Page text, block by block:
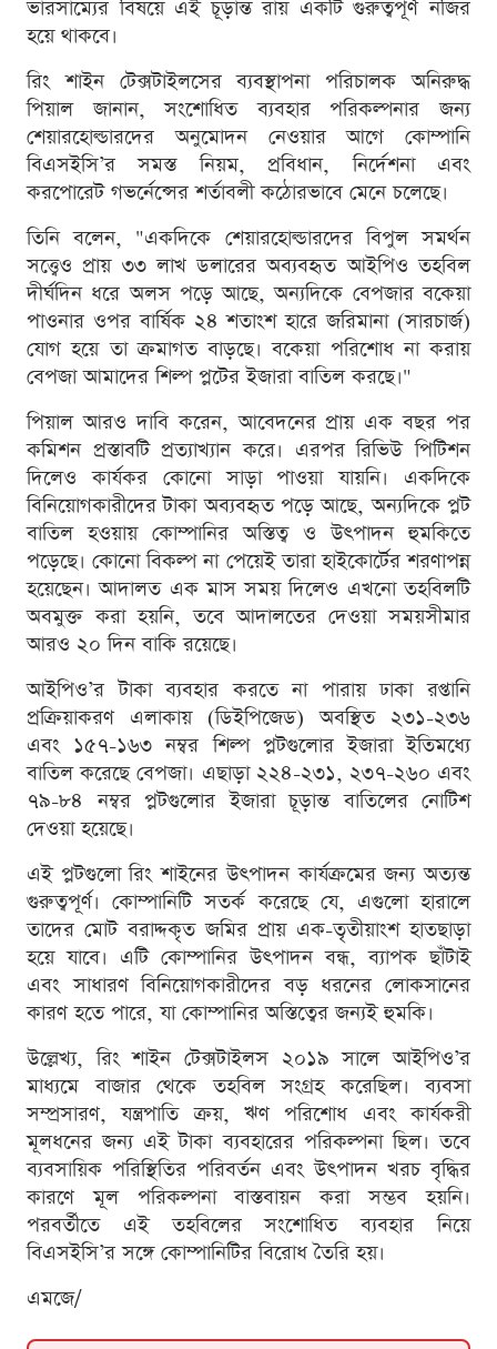
ভারসাম্যের বিষয়ে এই চূড়ান্ত রায় একটি গুরুত্বপূর্ণ নজির
হয়ে থাকবে।
রিং শাইন টেক্সটাইলসের ব্যবস্থাপনা পরিচালক অনিরুদ্ধ
পিয়াল জানান, সংশোধিত ব্যবহার পরিকল্পনার জন্য
শেয়ারহোল্ডারদের অনুমোদন নেওয়ার আগে কোম্পানি
বিএসইসি’র সমস্ত নিয়ম, প্রবিধান, নির্দেশনা এবং
করপোরেট গভর্নেন্সের শর্তাবলী কঠোরভাবে মেনে চলেছে।
তিনি বলেন, "একদিকে শেয়ারহোল্ডারদের বিপুল সমর্থন
সত্ত্বেও প্রায় ৩৩ লাখ ডলারের অব্যবহৃত আইপিও তহবিল
দীর্ঘদিন ধরে অলস পড়ে আছে, অন্যদিকে বেপজার বকেয়া
পাওনার ওপর বার্ষিক ২৪ শতাংশ হারে জরিমানা (সারচার্জ)
যোগ হয়ে তা ক্রমাগত বাড়ছে। বকেয়া পরিশোধ না করায়
বেপজা আমাদের শিল্প প্লটের ইজারা বাতিল করছে।"
পিয়াল আরও দাবি করেন, আবেদনের প্রায় এক বছর পর
কমিশন প্রস্তাবটি প্রত্যাখ্যান করে। এরপর রিভিউ পিটিশন
দিলেও কার্যকর কোনো সাড়া পাওয়া যায়নি। একদিকে
বিনিয়োগকারীদের টাকা অব্যবহৃত পড়ে আছে, অন্যদিকে প্লট
বাতিল হওয়ায় কোম্পানির অস্তিত্ব ও উৎপাদন হুমকিতে
পড়েছে। কোনো বিকল্প না পেয়েই তারা হাইকোর্টের শরণাপন্ন
হয়েছেন। আদালত এক মাস সময় দিলেও এখনো তহবিলটি
অবমুক্ত করা হয়নি, তবে আদালতের দেওয়া সময়সীমার
আরও ২০ দিন বাকি রয়েছে।
আইপিও’র টাকা ব্যবহার করতে না পারায় ঢাকা রপ্তানি
প্রক্রিয়াকরণ এলাকায় (ডিইপিজেড) অবস্থিত ২৩১-২৩৬
এবং ১৫৭-১৬৩ নম্বর শিল্প প্লটগুলোর ইজারা ইতিমধ্যে
বাতিল করেছে বেপজা। এছাড়া ২২৪-২৩১, ২৩৭-২৬০ এবং
৭৯-৮৪ নম্বর প্লটগুলোর ইজারা চূড়ান্ত বাতিলের নোটিশ
দেওয়া হয়েছে।
এই প্লটগুলো রিং শাইনের উৎপাদন কার্যক্রমের জন্য অত্যন্ত
গুরুত্বপূর্ণ। কোম্পানিটি সতর্ক করেছে যে, এগুলো হারালে
তাদের মোট বরাদ্দকৃত জমির প্রায় এক-তৃতীয়াংশ হাতছাড়া
হয়ে যাবে। এটি কোম্পানির উৎপাদন বন্ধ, ব্যাপক ছাঁটাই
এবং সাধারণ বিনিয়োগকারীদের বড় ধরনের লোকসানের
কারণ হতে পারে, যা কোম্পানির অস্তিত্বের জন্যই হুমকি।
উল্লেখ্য, রিং শাইন টেক্সটাইলস ২০১৯ সালে আইপিও’র
মাধ্যমে বাজার থেকে তহবিল সংগ্রহ করেছিল। ব্যবসা
সম্প্রসারণ, যন্ত্রপাতি ক্রয়, ঋণ পরিশোধ এবং কার্যকরী
মূলধনের জন্য এই টাকা ব্যবহারের পরিকল্পনা ছিল। তবে
ব্যবসায়িক পরিস্থিতির পরিবর্তন এবং উৎপাদন খরচ বৃদ্ধির
কারণে মূল পরিকল্পনা বাস্তবায়ন করা সম্ভব হয়নি।
পরবর্তীতে এই তহবিলের সংশোধিত ব্যবহার নিয়ে
বিএসইসি’র সঙ্গে কোম্পানিটির বিরোধ তৈরি হয়।
এমজে/